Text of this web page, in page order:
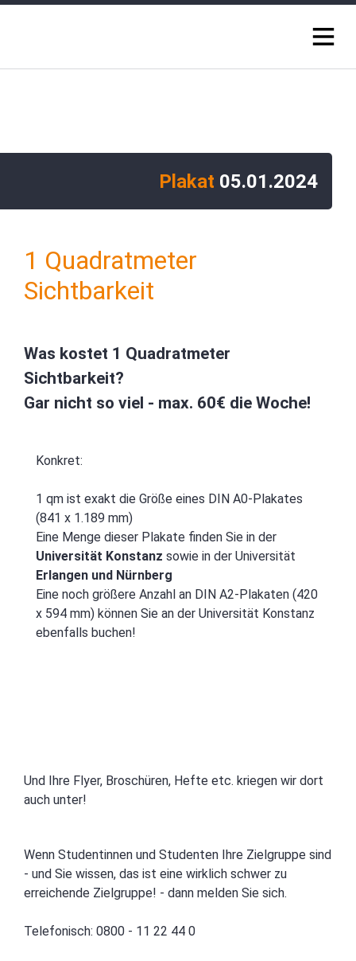
Plakat 05.01.2024
1 Quadratmeter
Sichtbarkeit
Was kostet 1 Quadratmeter
Sichtbarkeit?
Gar nicht so viel - max. 60€ die Woche!
Konkret:
1 qm ist exakt die Größe eines DIN A0-Plakates
(841 x 1.189 mm)
Eine Menge dieser Plakate finden Sie in der
Universität Konstanz sowie in der Universität
Erlangen und Nürnberg
Eine noch größere Anzahl an DIN A2-Plakaten (420
x 594 mm) können Sie an der Universität Konstanz
ebenfalls buchen!
Und Ihre Flyer, Broschüren, Hefte etc. kriegen wir dort
auch unter!
Wenn Studentinnen und Studenten Ihre Zielgruppe sind
- und Sie wissen, das ist eine wirklich schwer zu
erreichende Zielgruppe! - dann melden Sie sich.
Telefonisch: 0800 - 11 22 44 0